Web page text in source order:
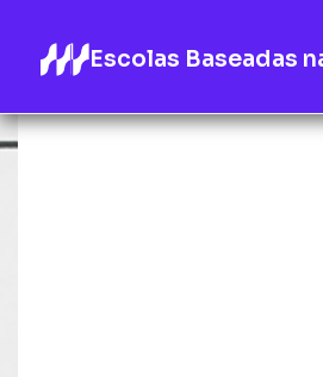
Escolas Baseadas